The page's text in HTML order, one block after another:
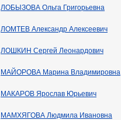
ЛОБЫЗОВА Ольга Григорьевна
ЛОМТЕВ Александр Алексеевич
ЛОШКИН Сергей Леонардович
МАЙОРОВА Марина Владимировна
МАКАРОВ Ярослав Юрьевич
МАМХЯГОВА Людмила Ивановна